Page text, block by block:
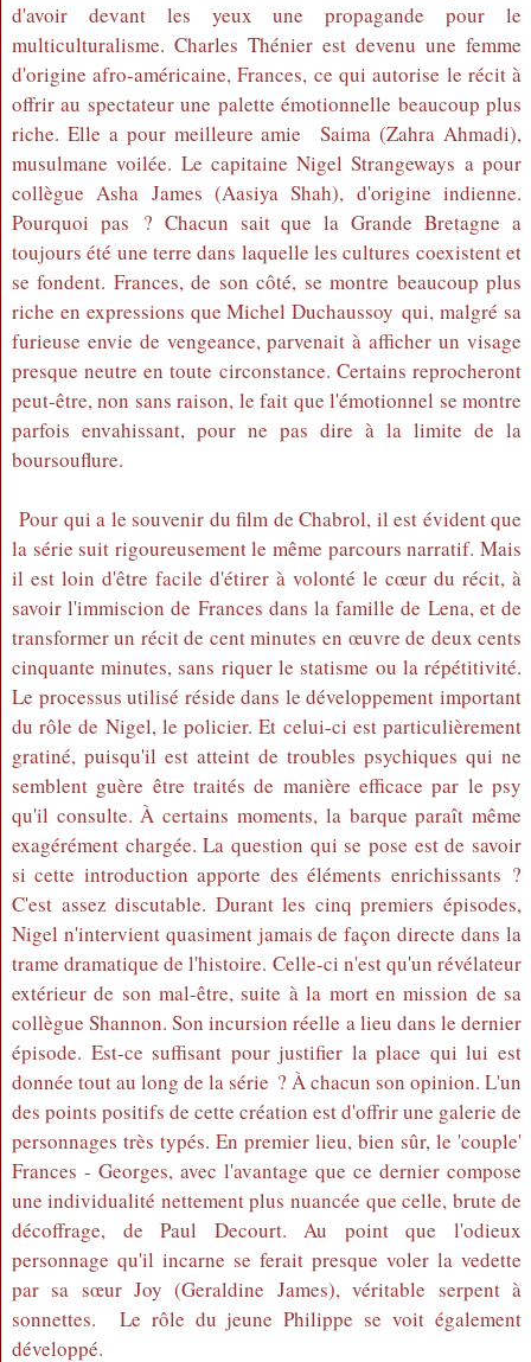
d'avoir devant les yeux une propagande pour le
multiculturalisme. Charles Thénier est devenu une femme
d'origine afro-américaine, Frances, ce qui autorise le récit à
offrir au spectateur une palette émotionnelle beaucoup plus
riche. Elle a pour meilleure amie Saima (Zahra Ahmadi),
musulmane voilée. Le capitaine Nigel Strangeways a pour
collègue Asha James (Aasiya Shah), d'origine indienne.
Pourquoi pas ? Chacun sait que la Grande Bretagne a
toujours été une terre dans laquelle les cultures coexistent et
se fondent. Frances, de son côté, se montre beaucoup plus
riche en expressions que Michel Duchaussoy qui, malgré sa
furieuse envie de vengeance, parvenait à afficher un visage
presque neutre en toute circonstance. Certains reprocheront
peut-être, non sans raison, le fait que l'émotionnel se montre
parfois envahissant, pour ne pas dire à la limite de la
boursouflure.
Pour qui a le souvenir du film de Chabrol, il est évident que
la série suit rigoureusement le même parcours narratif. Mais
il est loin d'être facile d'étirer à volonté le cœur du récit, à
savoir l'immiscion de Frances dans la famille de Lena, et de
transformer un récit de cent minutes en œuvre de deux cents
cinquante minutes, sans riquer le statisme ou la répétitivité.
Le processus utilisé réside dans le développement important
du rôle de Nigel, le policier. Et celui-ci est particulièrement
gratiné, puisqu'il est atteint de troubles psychiques qui ne
semblent guère être traités de manière efficace par le psy
qu'il consulte. À certains moments, la barque paraît même
exagérément chargée. La question qui se pose est de savoir
si cette introduction apporte des éléments enrichissants ?
C'est assez discutable. Durant les cinq premiers épisodes,
Nigel n'intervient quasiment jamais de façon directe dans la
trame dramatique de l'histoire. Celle-ci n'est qu'un révélateur
extérieur de son mal-être, suite à la mort en mission de sa
collègue Shannon. Son incursion réelle a lieu dans le dernier
épisode. Est-ce suffisant pour justifier la place qui lui est
donnée tout au long de la série ? À chacun son opinion. L'un
des points positifs de cette création est d'offrir une galerie de
personnages très typés. En premier lieu, bien sûr, le 'couple'
Frances - Georges, avec l'avantage que ce dernier compose
une individualité nettement plus nuancée que celle, brute de
décoffrage, de Paul Decourt. Au point que l'odieux
personnage qu'il incarne se ferait presque voler la vedette
par sa sœur Joy (Geraldine James), véritable serpent à
sonnettes. Le rôle du jeune Philippe se voit également
développé.